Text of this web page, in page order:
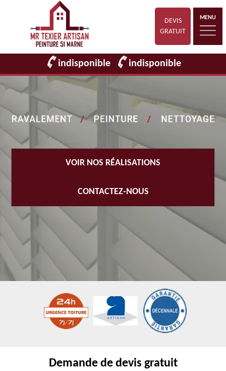
DEVIS
GRATUIT
MENU
indisponible indisponible
VOIR NOS RÉALISATIONS
CONTACTEZ-NOUS
Demande de devis gratuit